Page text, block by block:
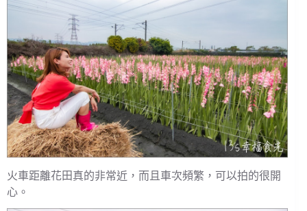
火車距離花田真的非常近，而且車次頻繁，可以拍的很開
心。